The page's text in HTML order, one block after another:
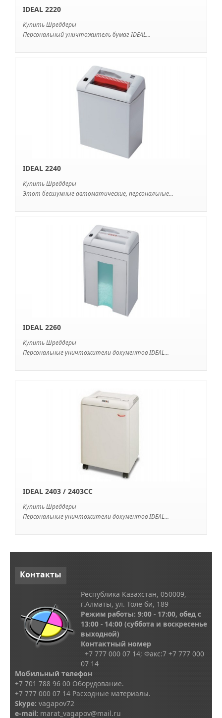
IDEAL 2220
Купить Шреддеры
Персональный уничтожитель бумаг IDEAL...
IDEAL 2240
Купить Шреддеры
Этот бесшумные автоматические, персональные...
IDEAL 2260
Купить Шреддеры
Персональные уничтожители документов IDEAL...
IDEAL 2403 / 2403СС
Купить Шреддеры
Персональные уничтожители документов IDEAL...
Контакты
Республика Казахстан, 050009,
г.Алматы, ул. Толе би, 189
Режим работы: 9:00 - 17:00, обед с
13:00 - 14:00 (суббота и воскресенье
выходной)
Контактный номер
+7 777 000 07 14; Факс:7 +7 777 000
07 14
Мобильный телефон
+7 701 788 96 00 Оборудование.
+7 777 000 07 14 Расходные материалы.
Skype: vagapov72
e-mail: marat_vagapov@mail.ru